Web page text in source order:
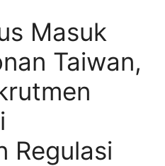
Masuk
Taiwan,
Regulasi